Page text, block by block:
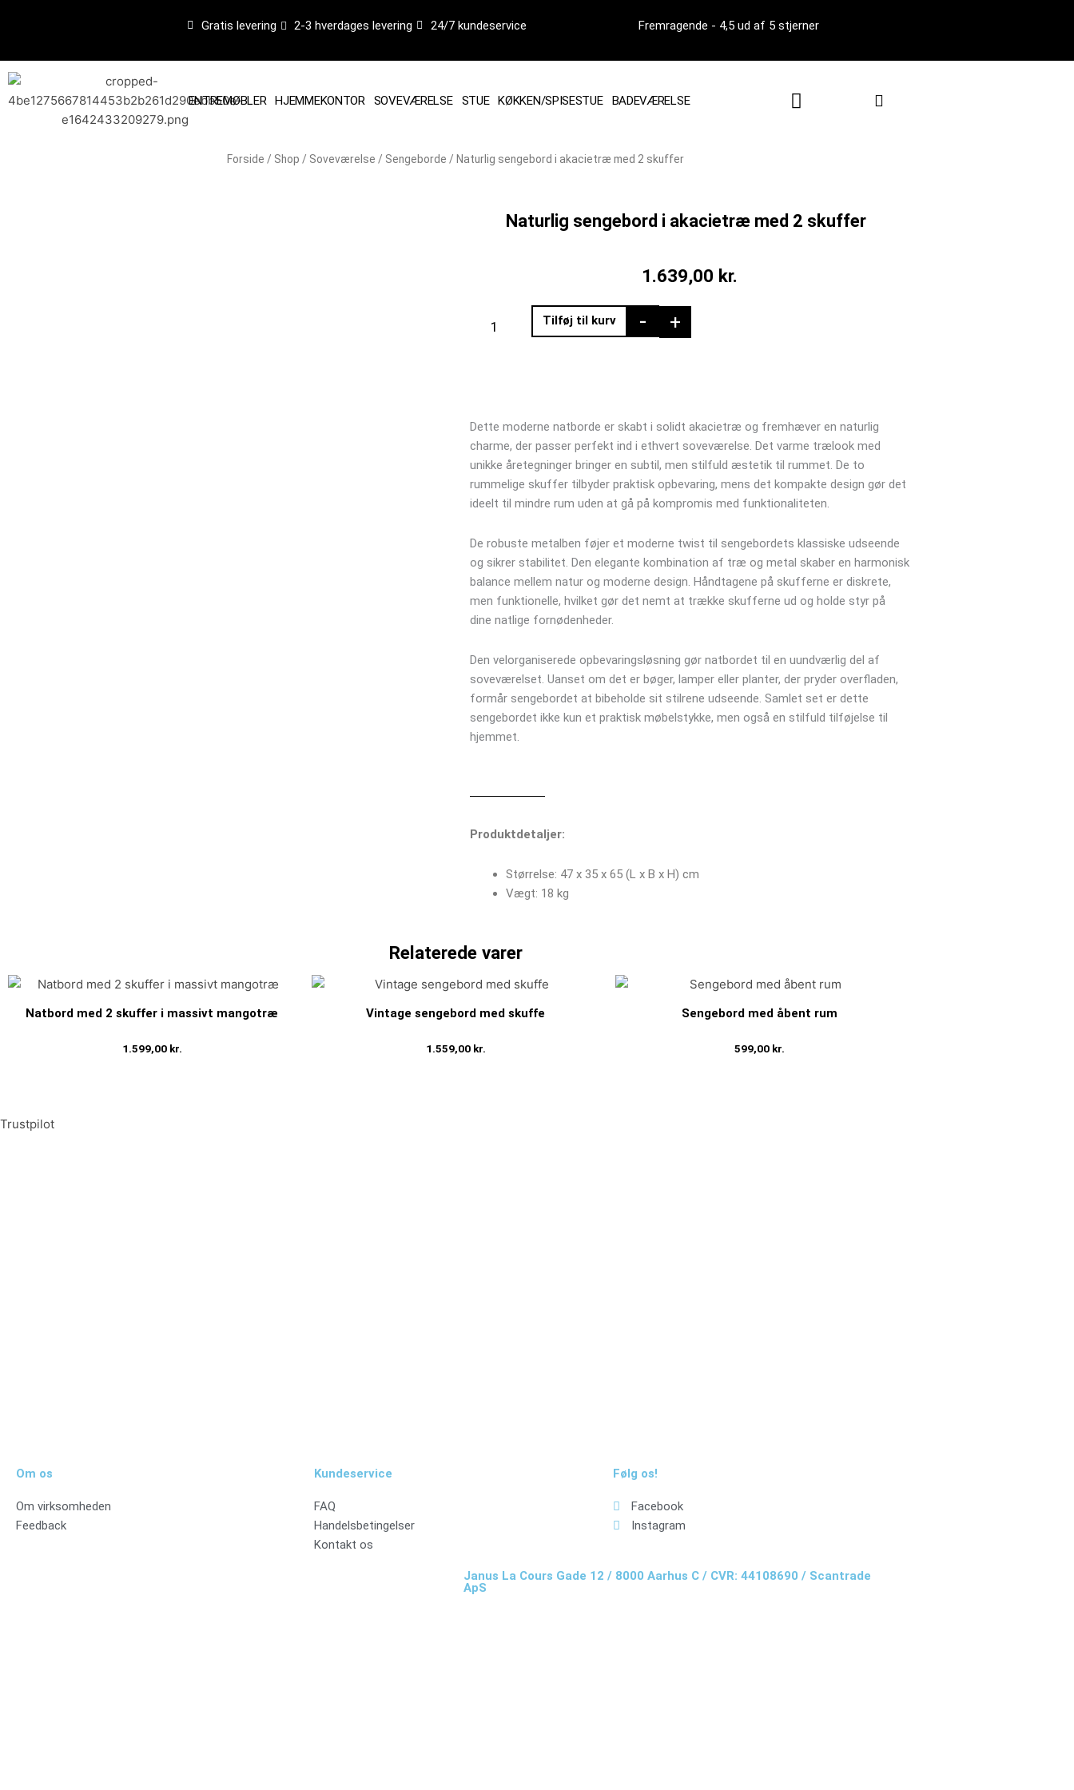
Gratis levering 2-3 hverdages levering 24/7 kundeservice Fremragende - 4,5 ud af 5 stjerner
ENTREMØBLER HJEMMEKONTOR SOVEVÆRELSE STUE KØKKEN/SPISESTUE BADEVÆRELSE Kurv
Forside / Shop / Soveværelse / Sengeborde / Naturlig sengebord i akacietræ med 2 skuffer
Naturlig sengebord i akacietræ med 2 skuffer
1.639,00 kr.
-
sengebord
skuffer
antal
+
Tilføj til kurv
Dette moderne natborde er skabt i solidt akacietræ og fremhæver en naturlig
charme, der passer perfekt ind i ethvert soveværelse. Det varme trælook med
unikke åretegninger bringer en subtil, men stilfuld æstetik til rummet. De to
rummelige skuffer tilbyder praktisk opbevaring, mens det kompakte design gør det
ideelt til mindre rum uden at gå på kompromis med funktionaliteten.
De robuste metalben føjer et moderne twist til sengebordets klassiske udseende
og sikrer stabilitet. Den elegante kombination af træ og metal skaber en harmonisk
balance mellem natur og moderne design. Håndtagene på skufferne er diskrete,
men funktionelle, hvilket gør det nemt at trække skufferne ud og holde styr på
dine natlige fornødenheder.
Den velorganiserede opbevaringsløsning gør natbordet til en uundværlig del af
soveværelset. Uanset om det er bøger, lamper eller planter, der pryder overfladen,
formår sengebordet at bibeholde sit stilrene udseende. Samlet set er dette
sengebordet ikke kun et praktisk møbelstykke, men også en stilfuld tilføjelse til
hjemmet.
Produktdetaljer:
Størrelse: 47 x 35 x 65 (L x B x H) cm
Vægt: 18 kg
Relaterede varer
Natbord med 2 skuffer i massivt mangotræ
1.599,00 kr.
Vintage sengebord med skuffe
1.559,00 kr.
Sengebord med åbent rum
599,00 kr.
Trustpilot
Om os
Om virksomheden
Feedback
Kundeservice
FAQ
Handelsbetingelser
Kontakt os
Følg os!
Facebook
Instagram
Janus La Cours Gade 12 / 8000 Aarhus C / CVR: 44108690 / Scantrade
ApS